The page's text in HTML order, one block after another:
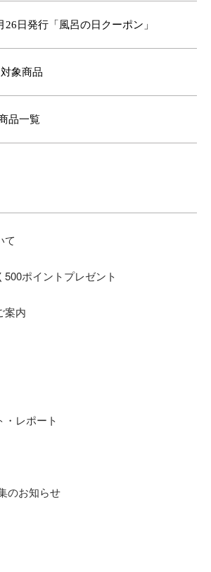
26日発行「風呂の日クーポン」
象商品
品一覧
て
ポイントプレゼント
案内
・レポート
のお知らせ